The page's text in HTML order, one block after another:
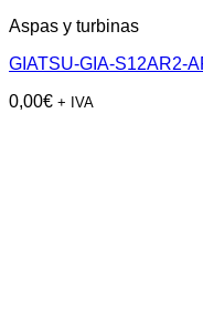
Aspas y turbinas
GIATSU-GIA-S12AR2-
0,00€ + IVA